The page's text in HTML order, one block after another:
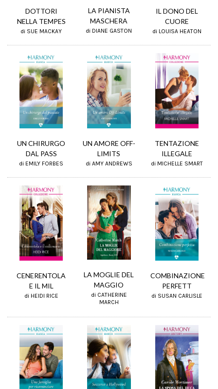
DOTTORI
NELLA TEMPES
di SUE MACKAY
LA PIANISTA
MASCHERA
di DIANE GASTON
IL DONO DEL
CUORE
di LOUISA HEATON
UN CHIRURGO
DAL PASS
di EMILY FORBES
UN AMORE OFF-
LIMITS
di AMY ANDREWS
TENTAZIONE
ILLEGALE
di MICHELLE SMART
CENERENTOLA
E IL MIL
di HEIDI RICE
LA MOGLIE DEL
MAGGIO
di CATHERINE
MARCH
COMBINAZIONE
PERFETT
di SUSAN CARLISLE